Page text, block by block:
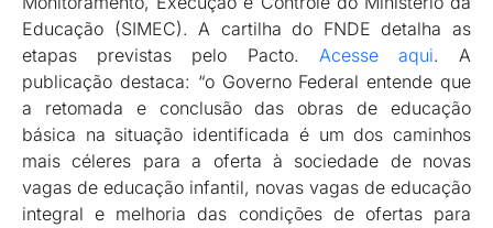
Educação (SIMEC). A cartilha do FNDE detalha as
etapas previstas pelo Pacto. Acesse aqui. A
publicação destaca: “o Governo Federal entende que
a retomada e conclusão das obras de educação
básica na situação identificada é um dos caminhos
mais céleres para a oferta à sociedade de novas
vagas de educação infantil, novas vagas de educação
integral e melhoria das condições de ofertas para